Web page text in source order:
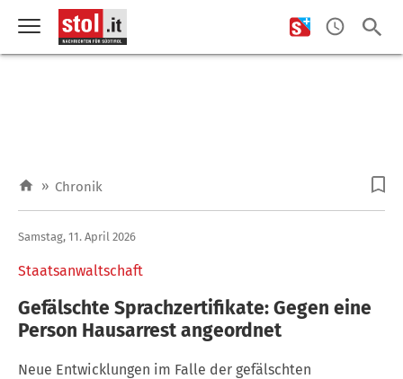
» Chronik
Staatsanwaltschaft
Samstag, 11. April 2026
Gefälschte Sprachzertifikate: Gegen eine
Person Hausarrest angeordnet
Neue Entwicklungen im Falle der gefälschten